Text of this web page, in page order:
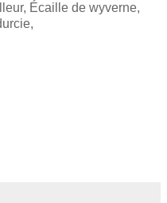
Écaille de wyverne,